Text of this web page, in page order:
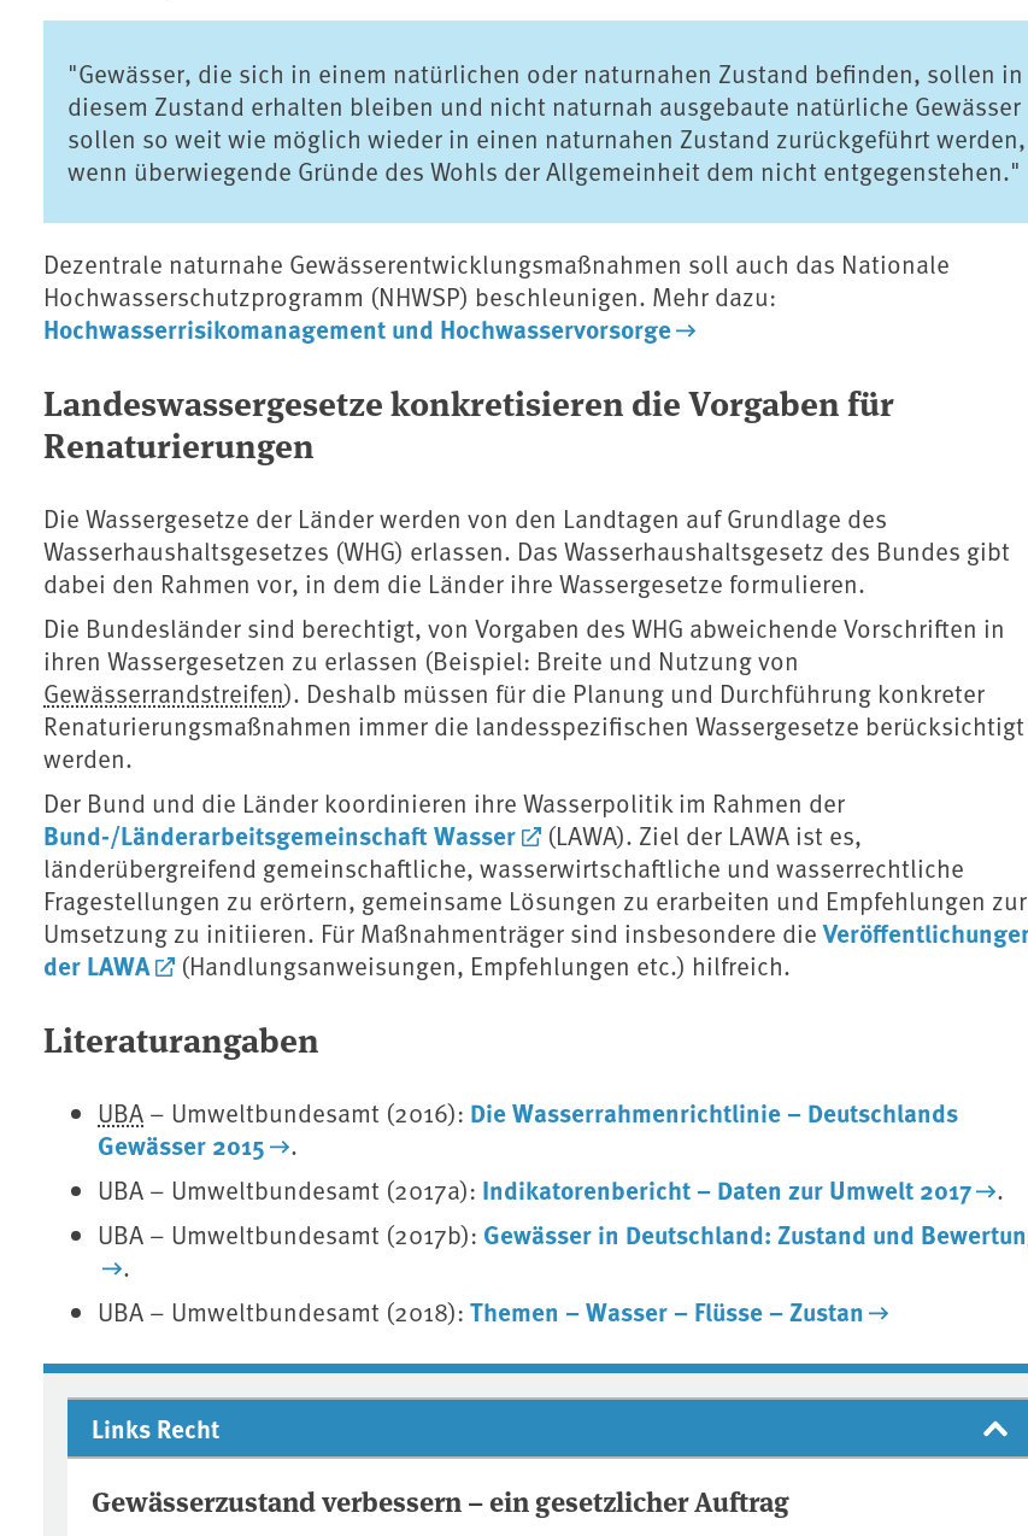
"Gewässer, die sich in einem natürlichen oder naturnahen Zustand befinden, sollen in
diesem Zustand erhalten bleiben und nicht naturnah ausgebaute natürliche Gewässer
sollen so weit wie möglich wieder in einen naturnahen Zustand zurückgeführt werden,
wenn überwiegende Gründe des Wohls der Allgemeinheit dem nicht entgegenstehen."
Dezentrale naturnahe Gewässerentwicklungsmaßnahmen soll auch das Nationale
Hochwasserschutzprogramm (NHWSP) beschleunigen. Mehr dazu:
Hochwasserrisikomanagement und Hochwasservorsorge
Landeswassergesetze konkretisieren die Vorgaben für
Renaturierungen
Die Wassergesetze der Länder werden von den Landtagen auf Grundlage des
Wasserhaushaltsgesetzes (WHG) erlassen. Das Wasserhaushaltsgesetz des Bundes gibt
dabei den Rahmen vor, in dem die Länder ihre Wassergesetze formulieren.
Die Bundesländer sind berechtigt, von Vorgaben des WHG abweichende Vorschriften in
ihren Wassergesetzen zu erlassen (Beispiel: Breite und Nutzung von
Gewässerrandstreifen). Deshalb müssen für die Planung und Durchführung konkreter
Renaturierungsmaßnahmen immer die landesspezifischen Wassergesetze berücksichtigt
werden.
Der Bund und die Länder koordinieren ihre Wasserpolitik im Rahmen der
Bund-/Länderarbeitsgemeinschaft Wasser
(LAWA). Ziel der LAWA ist es,
länderübergreifend gemeinschaftliche, wasserwirtschaftliche und wasserrechtliche
Fragestellungen zu erörtern, gemeinsame Lösungen zu erarbeiten und Empfehlungen zur
Umsetzung zu initiieren. Für Maßnahmenträger sind insbesondere die
der LAWA
(Handlungsanweisungen, Empfehlungen etc.) hilfreich.
Literaturangaben
UBA – Umweltbundesamt (2016): Die Wasserrahmenrichtlinie – Deutschlands
Gewässer 2015
.
UBA – Umweltbundesamt (2017a): Indikatorenbericht – Daten zur Umwelt 2017
.
UBA – Umweltbundesamt (2017b): Gewässer in Deutschland: Zustand und
.
UBA – Umweltbundesamt (2018):Themen – Wasser – Flüsse – Zustan
Links Recht
Gewässerzustand verbessern – ein gesetzlicher Auftrag